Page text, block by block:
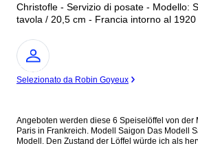
Christofle - Servizio di posate - Modello:
tavola / 20,5 cm - Francia intorno al
Esperto
Selezionato da Robin Goyeux
Angeboten werden diese 6 Speiselöffel von der
Paris in Frankreich. Modell Saigon Das Modell Saigon ist ein sehr altes
Modell. Den Zustand der Löffel würde ich als hervorragend bezeichnen.